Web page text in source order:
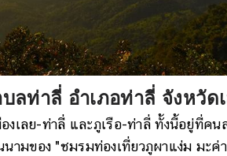
ลท่าลี่ อำเภอท่าลี่ จังหวัด
งเลย-ท่าลี่ และภูเรือ-ท่าลี่ ทั้งนี้อยู่ที่คน
ามของ "ชมรมท่องเที่ยวภูผาแง่ม มะค่